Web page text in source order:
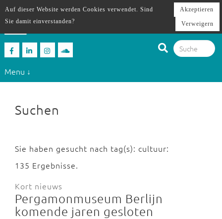
Menu ↓
Suchen
Sie haben gesucht nach tag(s): cultuur:
135 Ergebnisse.
Kort nieuws
Pergamonmuseum Berlijn
komende jaren gesloten
Auf dieser Website werden Cookies verwendet. Sind
Sie damit einverstanden?
Akzeptieren
Verweigern